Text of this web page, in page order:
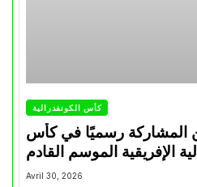
كأس الكونفدرالية
المشاركة رسميًا في كأس
Avril 30, 2026